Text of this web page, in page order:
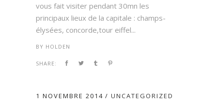
vous fait visiter pendant 30mn les
principaux lieux de la capitale : champs-
élysées, concorde,tour eiffel...
BY HOLDEN
SHARE:
1 NOVEMBRE 2014 UNCATEGORIZED